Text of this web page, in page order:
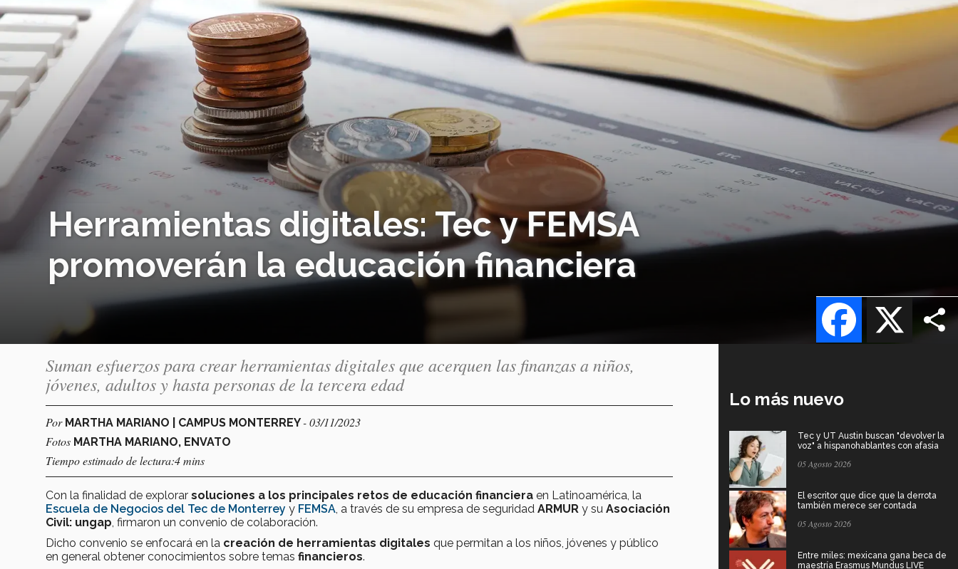
Herramientas digitales: Tec y FEMSA
promoverán la educación financiera
X
Facebook
Suman esfuerzos para crear herramientas digitales que acerquen las finanzas a niños,
jóvenes, adultos y hasta personas de la tercera edad
Por MARTHA MARIANO | CAMPUS MONTERREY- 03/11/2023
Fotos MARTHA MARIANO, ENVATO
Tiempo estimado de lectura:4 mins
Con la finalidad de explorar soluciones a los principales retos de educación financiera en Latinoamérica, la
Escuela de Negocios del Tec de Monterrey y FEMSA , a través de su empresa de seguridad ARMUR y su Asociación
Civil: ungap , firmaron un convenio de colaboración.
Dicho convenio se enfocará en la creación de herramientas digitales que permitan a los niños, jóvenes y público
en general obtener conocimientos sobre temas financieros.
Lo más nuevo
Tec y UT Austin buscan "devolver la
voz" a hispanohablantes con afasia
05 Agosto 2026
El escritor que dice que la derrota
también merece ser contada
05 Agosto 2026
Entre miles: mexicana gana beca de
maestría Erasmus Mundus LIVE